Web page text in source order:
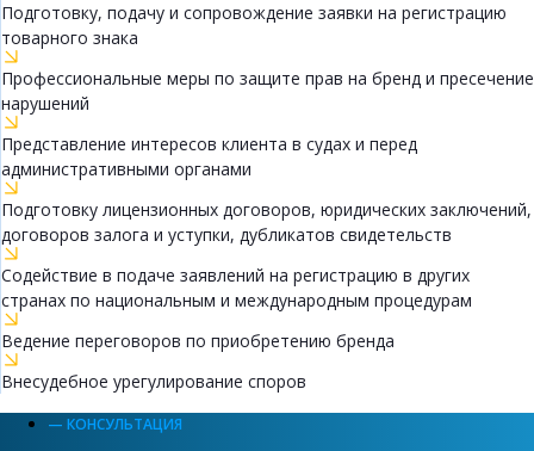
Подготовку, подачу и сопровождение заявки на регистрацию
товарного знака
Профессиональные меры по защите прав на бренд и пресечение
нарушений
Представление интересов клиента в судах и перед
административными органами
Подготовку лицензионных договоров, юридических заключений,
договоров залога и уступки, дубликатов свидетельств
Содействие в подаче заявлений на регистрацию в других
странах по национальным и международным процедурам
Ведение переговоров по приобретению бренда
Внесудебное урегулирование споров
— КОНСУЛЬТАЦИЯ